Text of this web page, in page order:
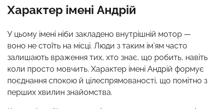
Характер імені Андрій
У цьому імені ніби закладено внутрішній мотор —
воно не стоїть на місці. Люди з таким ім’ям часто
залишають враження тих, хто знає, що робить, навіть
коли просто мовчить. Характер імені Андрій формує
поєднання спокою й цілеспрямованості, що помітно з
перших хвилин знайомства.